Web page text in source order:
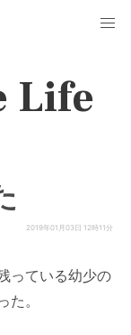
Life
2019年01月03日 12時11分
っている幼少の
。